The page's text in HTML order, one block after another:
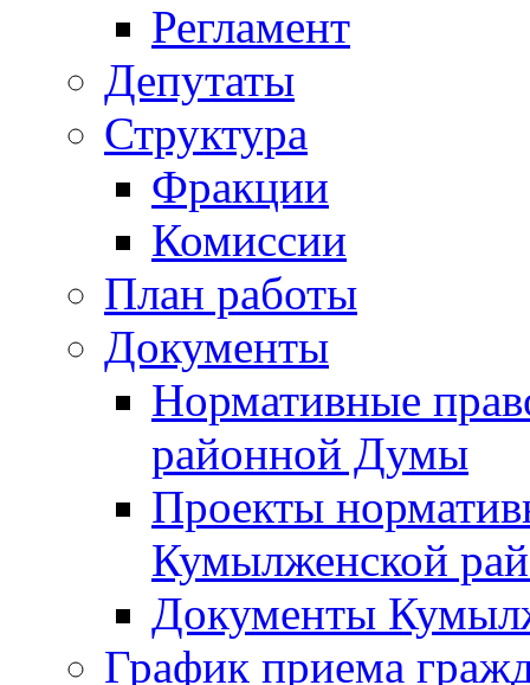
Регламент
Депутаты
Структура
Фракции
Комиссии
План работы
Документы
Нормативные
районной Думы
Проекты
Кумылженской
Документы
График приема